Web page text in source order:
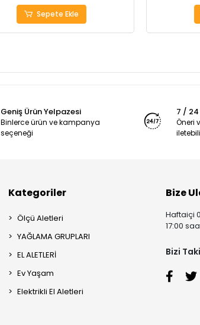
Sepete Ekle
Geniş Ürün Yelpazesi
Binlerce ürün ve kampanya
seçeneği
7 / 24
Öneri
Kategoriler
Ölçü Aletleri
YAĞLAMA GRUPLARI
EL ALETLERİ
Ev Yaşam
Elektrikli El Aletleri
Bize
Haftaiçi
17:00
Bizi